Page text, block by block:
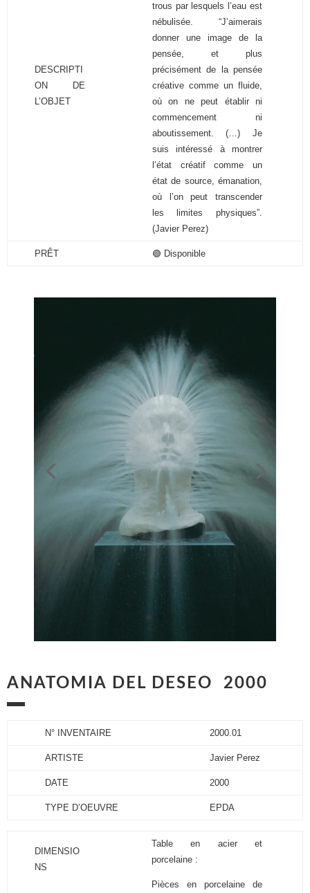
DESCRIPTI
ON DE
L’OBJET
trous par lesquels l’eau est
nébulisée. “J’aimerais
donner une image de la
pensée, et plus
précisément de la pensée
créative comme un fluide,
où on ne peut établir ni
commencement ni
aboutissement. (…) Je
suis intéressé à montrer
l’état créatif comme un
état de source, émanation,
où l’on peut transcender
les limites physiques”.
(Javier Perez)
PRÊT 🟢 Disponible
ANATOMIA DEL DESEO 2000
N° INVENTAIRE 2000.01
ARTISTE Javier Perez
DATE 2000
TYPE D’OEUVRE EPDA
DIMENSIO
NS
Table en acier et
porcelaine :
Pièces en porcelaine de